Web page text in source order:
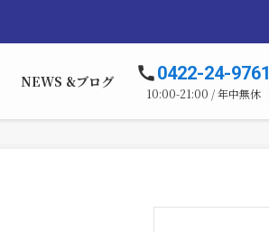
NEWS &ブログ 0422-24-9761
10:00-21:00 / 年中無休